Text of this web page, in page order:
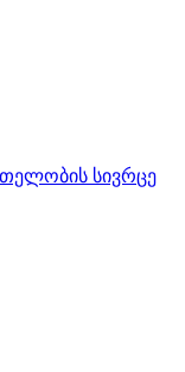
სივრცე